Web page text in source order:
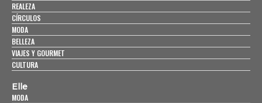
REALEZA
CÍRCULOS
MODA
BELLEZA
VIAJES Y GOURMET
CULTURA
Elle
MODA